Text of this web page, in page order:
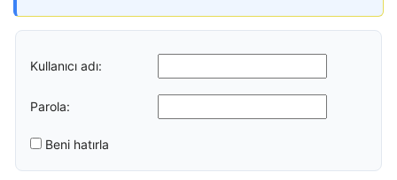
Kullanıcı adı:
Parola:
Beni hatırla